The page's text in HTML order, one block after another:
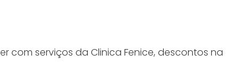
com serviços da Clinica Fenice, descontos na